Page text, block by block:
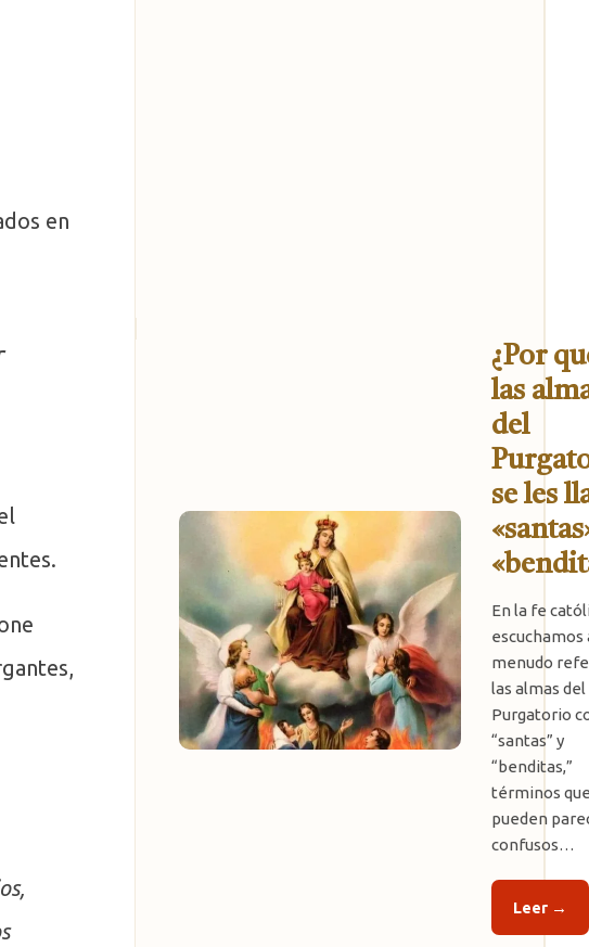
en
¿Por
las
del
se les
En la fe
escuchamos
menudo
las almas del
Purgatorio
“santas” y
“benditas,”
términos
pueden
confusos…
Leer →